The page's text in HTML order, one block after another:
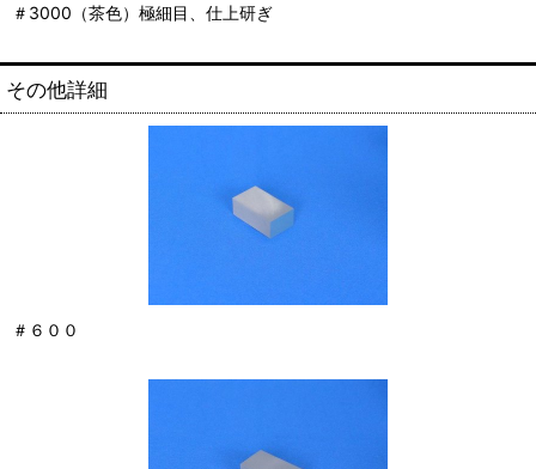
＃3000（茶色）極細目、仕上研ぎ
その他詳細
＃６００